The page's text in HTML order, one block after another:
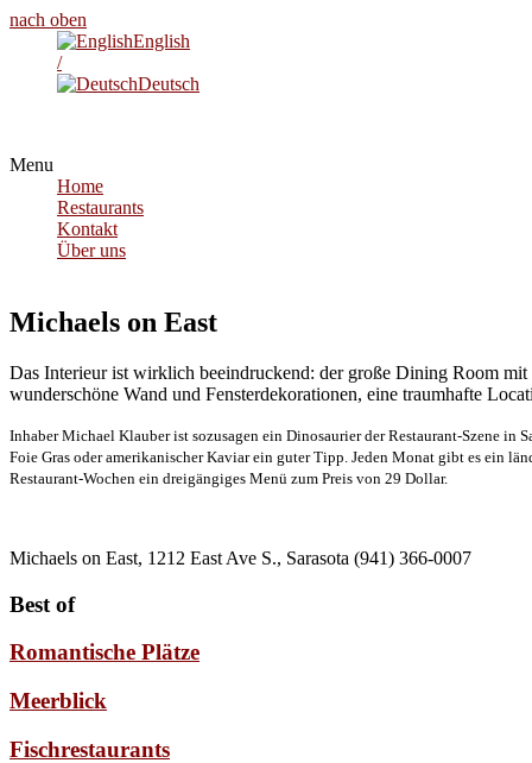
nach oben
English
/
Deutsch
Menu
Home
Restaurants
Kontakt
Über uns
Michaels on East
Das Interieur ist wirklich beeindruckend: der große Dining Room
wunderschöne Wand und Fensterdekorationen, eine traumhafte
Inhaber Michael Klauber ist sozusagen ein Dinosaurier der Restaurant-Szene in
Foie Gras oder amerikanischer Kaviar ein guter Tipp. Jeden Monat gibt es ein
Restaurant-Wochen ein dreigängiges Menü zum Preis von 29 Dollar.
Michaels on East, 1212 East Ave S., Sarasota (941) 366-0007
Best of
Romantische Plätze
Meerblick
Fischrestaurants